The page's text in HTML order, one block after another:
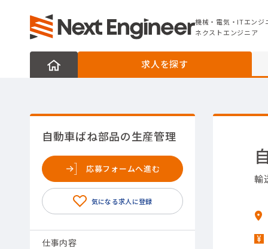
機械・電気・ITエンジニアの転職なら
機械・電気・ITエンジ
ネクストエンジニア
求人を探す
自動車ばね部品の生産管理
応募フォームへ進む
仕事内容
輸